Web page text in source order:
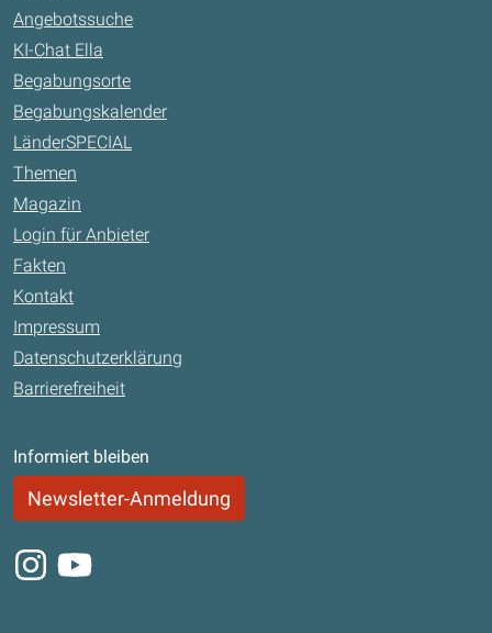
Angebotssuche
KI-Chat Ella
Begabungsorte
Begabungskalender
LänderSPECIAL
Themen
Magazin
Login für Anbieter
Fakten
Kontakt
Impressum
Datenschutzerklärung
Barrierefreiheit
Informiert bleiben
Newsletter-Anmeldung
Instagram
Youtube